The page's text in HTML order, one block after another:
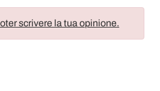
scrivere la tua opinione.